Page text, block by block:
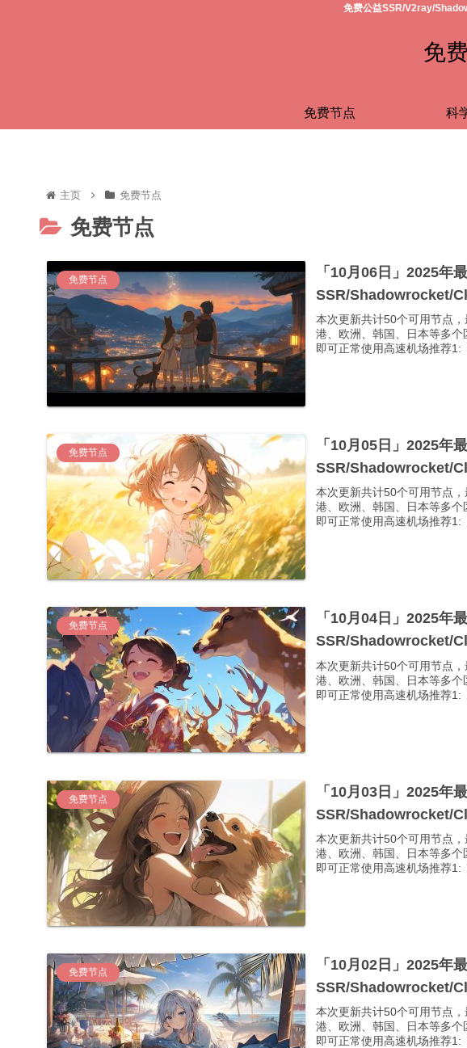
免费公益SSR/V2ray/
免
免费节点 科
主页 免费节点
免费节点
免费节点
「10月06日」2025年
SSR/Shadowrocket/
本次更新共计50个可用节点
港、欧洲、韩国、日本等多
即可正常使用高速机场推荐1:
免费节点
「10月05日」2025年
SSR/Shadowrocket/
本次更新共计50个可用节点
港、欧洲、韩国、日本等多
即可正常使用高速机场推荐
免费节点
「10月04日」2025年
SSR/Shadowrocket/
本次更新共计50个可用节点
港、欧洲、韩国、日本等多
即可正常使用高速机场推荐1:
免费节点
「10月03日」2025年
SSR/Shadowrocket/
本次更新共计50个可用节点
港、欧洲、韩国、日本等多
即可正常使用高速机场推荐1:
免费节点
「10月02日」2025年
SSR/Shadowrocket/
本次更新共计50个可用节点
港、欧洲、韩国、日本等多
即可正常使用高速机场推荐1: